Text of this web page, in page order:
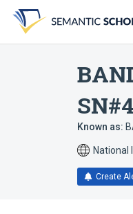
search
form
content
account
menu
Known as:
National
Create